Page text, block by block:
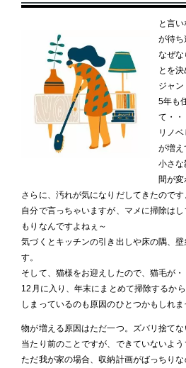
と言
が待ち
なぜな
とを決
ジャン
5年も
て・・
リノ
が増え
小さ
間が変
さらに、汚れが気になりだしてきたのです
自分で言っちゃいますが、マメに掃除は
もりなんですよねぇ～
気づくとキッチンの引き出しや床の隅、
す。
そして、猫様をお迎えしたので、猫毛が・
12月に入り、年末にまとめて掃除するか
しまっているのも原因のひとつかもしれま
物が増える原因はただ一つ。ズバリ捨てな
当たり前のことですが、できていないよう
ただ我が家の場合、収納計画がばっちり